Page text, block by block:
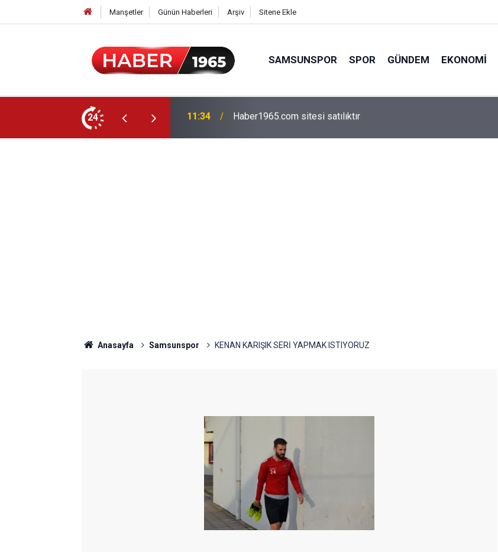
Manşetler Günün Haberleri Arşiv Sitene Ekle
SAMSUNSPOR SPOR GÜNDEM EKONOMI
24 15:52 Milyonlarca emekliyi ilgilendiriyor: Zamlı maaşlar hesaplarda
Anasayfa Samsunspor KENAN KARIŞIK SERİ YAPMAK ISTIYORUZ